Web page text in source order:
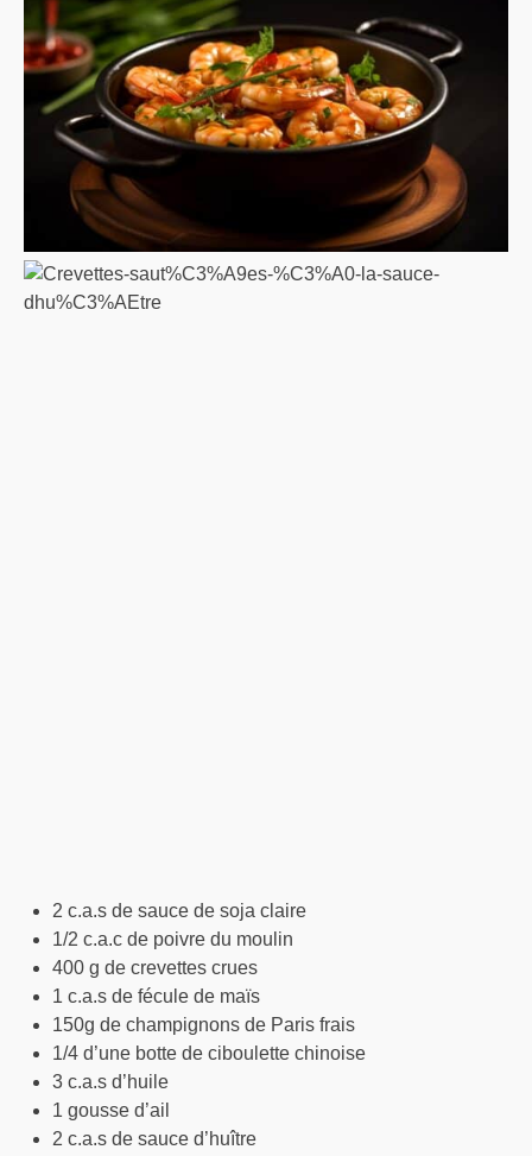
2 c.a.s de sauce de soja claire
1/2 c.a.c de poivre du moulin
400 g de crevettes crues
1 c.a.s de fécule de maïs
150g de champignons de Paris frais
1/4 d’une botte de ciboulette chinoise
3 c.a.s d’huile
1 gousse d’ail
2 c.a.s de sauce d’huître